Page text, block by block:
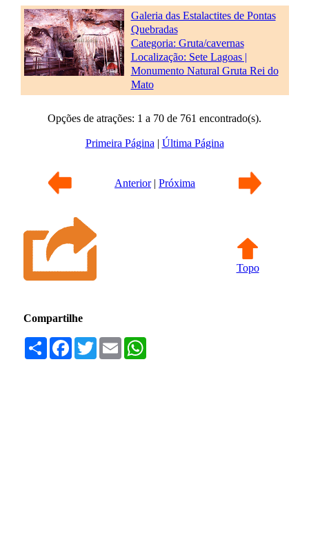
Galeria das Estalactites de Pontas
Quebradas
Categoria: Gruta/cavernas
Localização: Sete Lagoas |
Monumento Natural Gruta Rei do
Mato
Opções de atrações: 1 a 70 de 761 encontrado(s).
Primeira Página | Última Página
Anterior| Próxima
Topo
Compartilhe
Compartilhar
Facebook
TwitterEmail